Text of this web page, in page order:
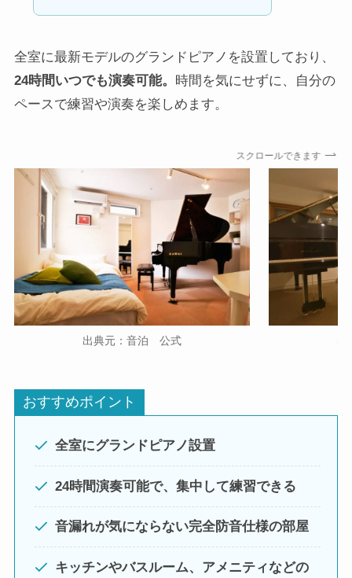
全室に最新モデルのグランドピアノを設置しており、
24時間いつでも演奏可能。 時間を気にせずに、自分の
ペースで練習や演奏を楽しめます。
スクロールできます
出典元：音泊 公式
おすすめポイント
全室にグランドピアノ設置
24時間演奏可能で、集中して練習できる
音漏れが気にならない完全防音仕様の部屋
キッチンやバスルーム、アメニティなどの